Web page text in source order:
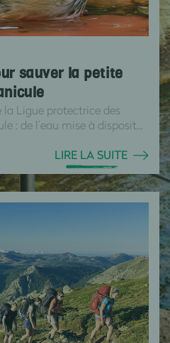
sauver la petite
Ligue protectrice des
: de l’eau mise à disposit...
LIRE LA SUITE